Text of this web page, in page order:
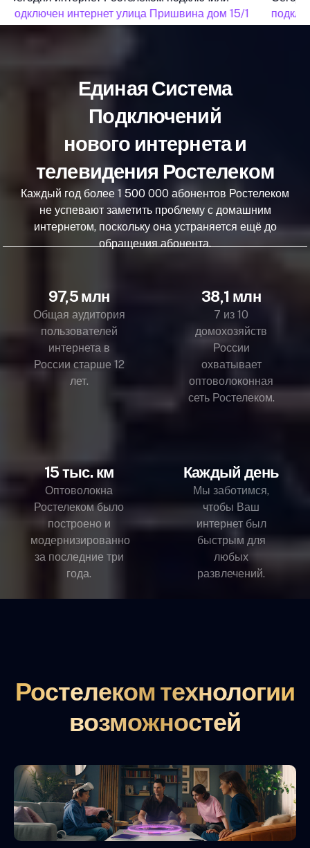
подключен интернет улица Пришвина дом 15/1
Единая Система
Подключений
нового интернета и
телевидения Ростелеком
Каждый год более 1 500 000 абонентов Ростелеком
не успевают заметить проблему с домашним
интернетом, поскольку она устраняется ещё до
обращения абонента.
97,5 млн
Общая аудитория
пользователей
интернета в
России старше 12
лет.
38,1 млн
7 из 10
домохозяйств
России
охватывает
оптоволоконная
сеть Ростелеком.
15 тыс. км
Оптоволокна
Ростелеком было
построено и
модернизированно
за последние три
года.
Каждый день
Мы заботимся,
чтобы Ваш
интернет был
быстрым для
любых
развлечений.
Ростелеком технологии
возможностей